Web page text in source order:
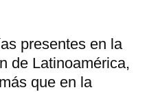
presentes en la
de Latinoamérica,
que en la